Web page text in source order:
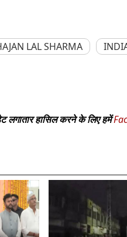
LAL SHARMA
हासिल करने के लिए हमें